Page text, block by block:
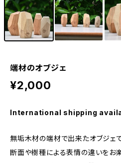
端材のオブジェ
¥2,000
International shipping
無垢木材の端材で出来たオブジェで
断面や樹種による表情の違いをお楽